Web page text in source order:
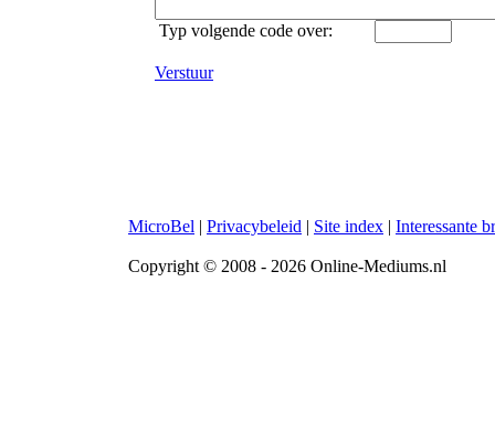
Typ volgende code over:
Verstuur
MicroBel | Privacybeleid | Site index | Interessante
Copyright © 2008 - 2026 Online-Mediums.nl